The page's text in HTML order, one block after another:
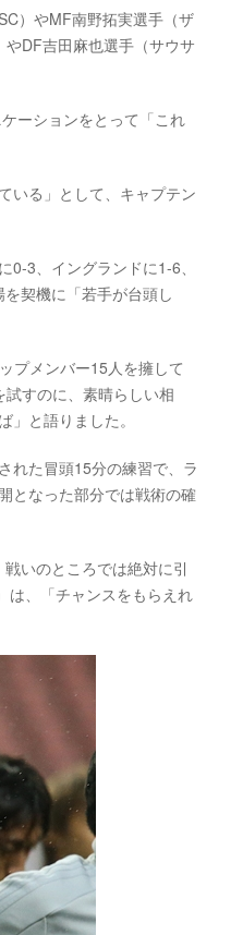
）やMF南野拓実選手（ザ
DF吉田麻也選手（サウサ
ーションをとって「これ
いる」として、キャプテン
3、イングランドに1-6、
契機に「若手が台頭し
プメンバー15人を擁して
すのに、素晴らしい相
と語りました。
れた冒頭15分の練習で、ラ
となった部分では戦術の確
いのところでは絶対に引
は、「チャンスをもらえれ